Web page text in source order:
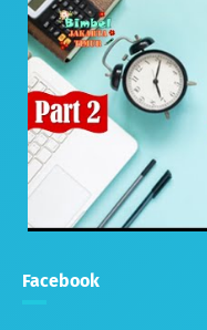
Facebook